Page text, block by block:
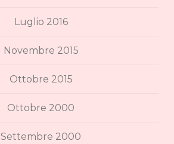
Luglio 2016
Novembre 2015
Ottobre 2015
Ottobre 2000
Settembre 2000